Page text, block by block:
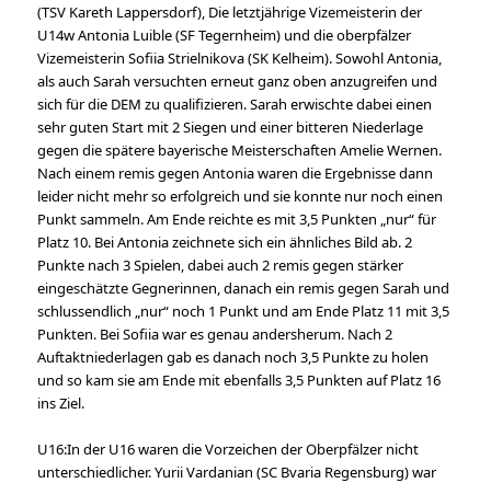
(TSV Kareth Lappersdorf), Die letztjährige Vizemeisterin der
U14w Antonia Luible (SF Tegernheim) und die oberpfälzer
Vizemeisterin Sofiia Strielnikova (SK Kelheim). Sowohl Antonia,
als auch Sarah versuchten erneut ganz oben anzugreifen und
sich für die DEM zu qualifizieren. Sarah erwischte dabei einen
sehr guten Start mit 2 Siegen und einer bitteren Niederlage
gegen die spätere bayerische Meisterschaften Amelie Wernen.
Nach einem remis gegen Antonia waren die Ergebnisse dann
leider nicht mehr so erfolgreich und sie konnte nur noch einen
Punkt sammeln. Am Ende reichte es mit 3,5 Punkten „nur“ für
Platz 10. Bei Antonia zeichnete sich ein ähnliches Bild ab. 2
Punkte nach 3 Spielen, dabei auch 2 remis gegen stärker
eingeschätzte Gegnerinnen, danach ein remis gegen Sarah und
schlussendlich „nur“ noch 1 Punkt und am Ende Platz 11 mit 3,5
Punkten. Bei Sofiia war es genau andersherum. Nach 2
Auftaktniederlagen gab es danach noch 3,5 Punkte zu holen
und so kam sie am Ende mit ebenfalls 3,5 Punkten auf Platz 16
ins Ziel.
U16:In der U16 waren die Vorzeichen der Oberpfälzer nicht
unterschiedlicher. Yurii Vardanian (SC Bvaria Regensburg) war